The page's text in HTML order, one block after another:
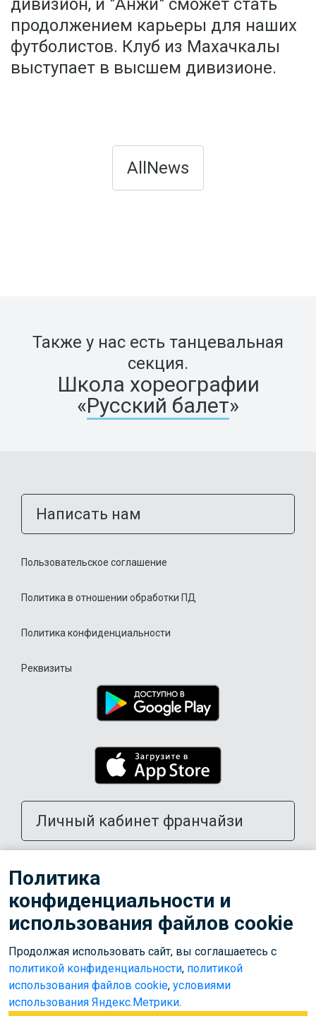
дивизион, и "Анжи" сможет стать
продолжением карьеры для наших
футболистов. Клуб из Махачкалы
выступает в высшем дивизионе.
AllNews
Также у нас есть танцевальная
секция.
Школа хореографии
«Русский балет»
Написать нам
Пользовательское соглашение
Политика в отношении обработки ПД
Политика конфиденциальности
Реквизиты
Личный кабинет франчайзи
Тренерам
© 2026 ООО «Лига»
Используем cookies для корректной работы сайта,
персонализации пользователей и других целей, предусмотренных
политикой обработки персональных данных
Политика
конфиденциальности и
использования файлов cookie
Продолжая использовать сайт, вы соглашаетесь с
политикой конфиденциальности, политикой
использования файлов cookie, условиями
использования Яндекс.Метрики.